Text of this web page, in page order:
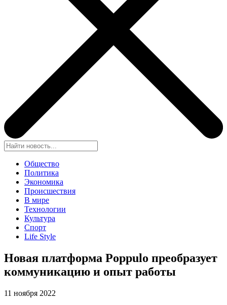
Общество
Политика
Экономика
Происшествия
В мире
Технологии
Культура
Спорт
Life Style
Новая платформа Poppulo преобразует
коммуникацию и опыт работы
11 ноября 2022